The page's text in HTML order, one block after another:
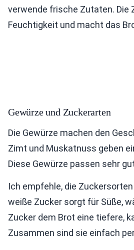
verwende frische Zutaten. Die
Feuchtigkeit und macht das
Gewürze und Zuckerarten
Die Gewürze machen den
Zimt und Muskatnuss geben
Diese Gewürze passen sehr
Ich empfehle, die
weiße Zucker sorgt für Süße,
Zucker dem Brot eine tiefere,
Zusammen sind sie einfach